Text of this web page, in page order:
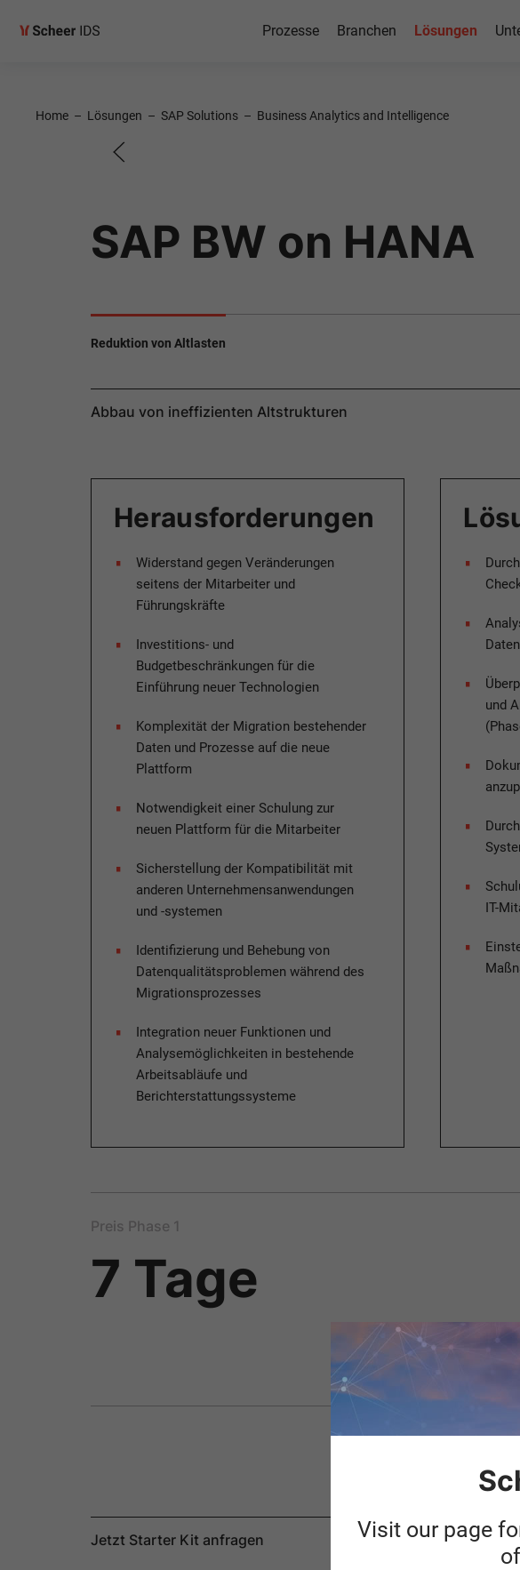
Prozesse Branchen Lösungen
Home – Lösungen – SAP Solutions – Business Analytics and Intelligence
SAP BW on
SAP BW on HANA
Reduktion von Altlasten​
Abbau von ineffizienten Altstrukturen
Herausforderungen​
Widerstand gegen Veränderungen
seitens der Mitarbeiter und
Führungskräfte​
Investitions- und
Budgetbeschränkungen für die
Einführung neuer Technologien​
Komplexität der Migration bestehender
Daten und Prozesse auf die neue
Plattform​
Notwendigkeit einer Schulung zur
neuen Plattform für die Mitarbeiter
Sicherstellung der Kompatibilität mit
anderen Unternehmensanwendungen
und -systemen​
Identifizierung und Behebung von
Datenqualitätsproblemen während des
Migrationsprozesses​
Integration neuer Funktionen und
Analysemöglichkeiten in bestehende
Arbeitsabläufe und
Berichterstattungssysteme​
und
IT-
Preis Phase 1
7 Tage
Jetzt Starter Kit anfragen
Visit our page